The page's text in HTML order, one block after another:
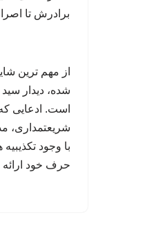
از مهم ترین
شده، دیدار
است. ادعایی
شریعتمداری،
با وجود
حرف خود